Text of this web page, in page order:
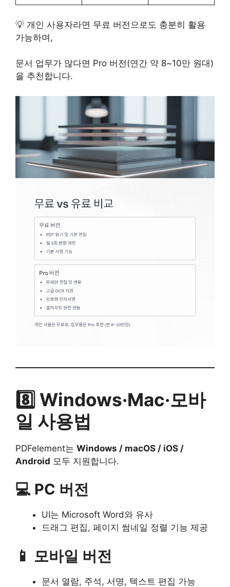
💡 개인 사용자라면 무료 버전으로도 충분히 활용
가능하며,
문서 업무가 많다면 Pro 버전(연간 약 8~10만 원대)
을 추천합니다.
8️⃣ Windows·Mac·모바
일 사용법
PDFelement는 Windows / macOS / iOS /
Android 모두 지원합니다.
💻 PC 버전
UI는 Microsoft Word와 유사
드래그 편집, 페이지 썸네일 정렬 기능 제공
📱 모바일 버전
문서 열람, 주석, 서명, 텍스트 편집 가능